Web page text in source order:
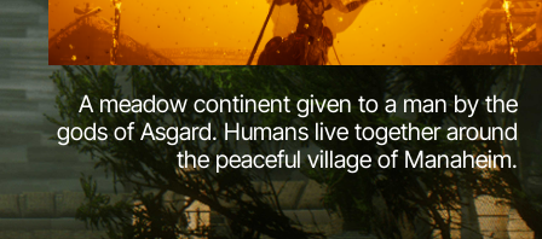
A meadow continent given to a man by the
gods of Asgard. Humans live together around
the peaceful village of Manaheim.